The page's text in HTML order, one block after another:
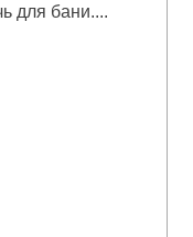
для бани....